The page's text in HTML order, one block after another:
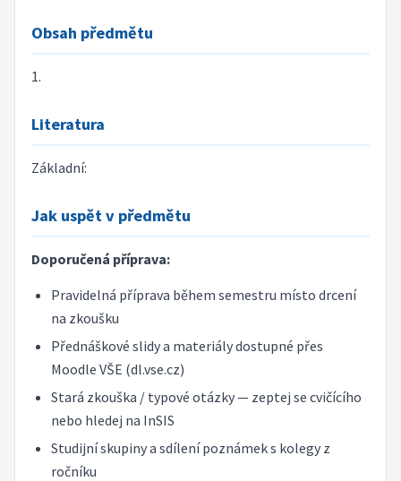
Obsah předmětu
1.
Literatura
Základní:
Jak uspět v předmětu
Doporučená příprava:
Pravidelná příprava během semestru místo drcení
na zkoušku
Přednáškové slidy a materiály dostupné přes
Moodle VŠE (dl.vse.cz)
Stará zkouška / typové otázky — zeptej se cvičícího
nebo hledej na InSIS
Studijní skupiny a sdílení poznámek s kolegy z
ročníku